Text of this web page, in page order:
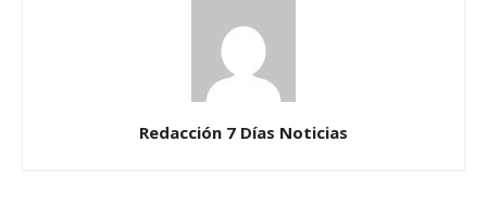
Redacción 7 Días Noticias